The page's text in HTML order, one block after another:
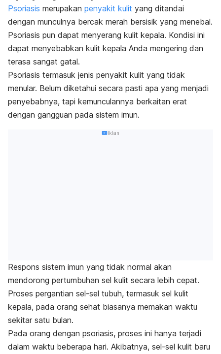
Psoriasis merupakan penyakit kulit yang ditandai
dengan munculnya bercak merah bersisik yang menebal.
Psoriasis pun dapat menyerang kulit kepala. Kondisi ini
dapat menyebabkan kulit kepala Anda mengering dan
terasa sangat gatal.
Psoriasis termasuk jenis penyakit kulit yang tidak
menular. Belum diketahui secara pasti apa yang menjadi
penyebabnya, tapi kemunculannya berkaitan erat
dengan gangguan pada sistem imun.
Iklan
Respons sistem imun yang tidak normal akan
mendorong pertumbuhan sel kulit secara lebih cepat.
Proses pergantian sel-sel tubuh, termasuk sel kulit
kepala, pada orang sehat biasanya memakan waktu
sekitar satu bulan.
Pada orang dengan psoriasis, proses ini hanya terjadi
dalam waktu beberapa hari. Akibatnya, sel-sel kulit baru